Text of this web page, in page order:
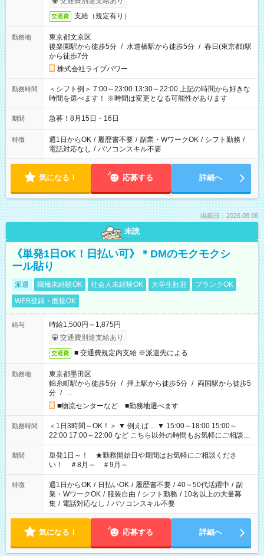
交通費 支給（規定有り）
勤務地
東京都文京区
後楽園駅から徒歩5分 / 水道橋駅から徒歩5分 / 春日(東京都)駅
から徒歩7分
株式会社ライブパワー
勤務時間
＜シフト例＞ 7:00～23:00 13:30～22:00 上記の時間から好きな
時間を選べます！ ※時間は変更となる可能性があります
期間 急募！8月15日・16日
特徴 週1日からOK / 履歴書不要 / 副業・WワークOK / シフト勤務 /
電話対応なし / パソコンスキル不要
気になる！ 応募する 詳細へ
掲載日：2026.08.08
未読
《単発1日OK！日払い可》＊DMのモクモクシ
ール貼り
派遣 職種未経験OK 社会人未経験OK 大学生歓迎
ブランクOK
WEB登録・面接OK
給与
時給1,500円～1,875円
交通費別途支給あり
交通費 ■ 交通費規定内支給 ※派遣先による
勤務地
東京都墨田区
錦糸町駅から徒歩5分 / 押上駅から徒歩5分 / 両国駅から徒歩5
分 / …
■物流センターなど ■勤務地選べます
勤務時間
＜1日3時間～OK！＞ ▼ 例えば… ▼ 15:00～18:00 15:00～
22:00 17:00～22:00 など こちら以外の時間もお気軽にご相談く
ださい！
期間
単発1日～！ ★勤務開始日や期間はお気軽にご相談くださ
い！ ＃8月～ ＃9月～
特徴 週1日からOK / 日払いOK / 履歴書不要 / 40～50代活躍中 / 副
業・WワークOK / 服装自由 / シフト勤務 / 10名以上の大量募
集 / 電話対応なし / パソコンスキル不要
気になる！ 応募する 詳細へ